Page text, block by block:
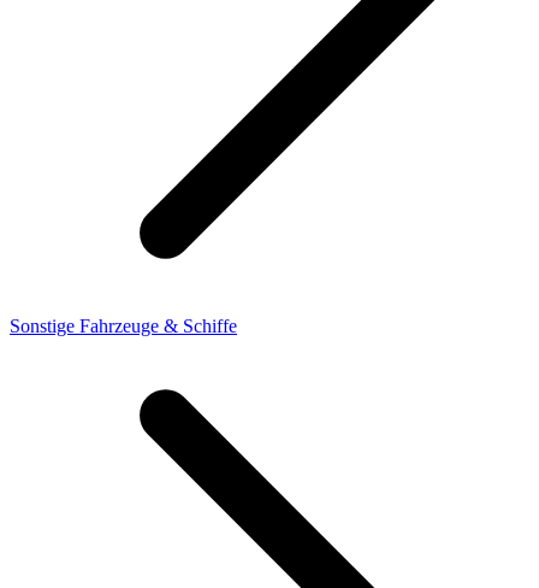
Sonstige Fahrzeuge & Schiffe